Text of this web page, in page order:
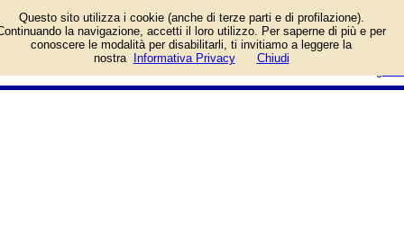
di telefono di Farmacia Morea a
Bari, Via Francesco Campione,
50. Categoria Farmacie.
Questo sito utilizza i cookie (anche di terze parti e di profilazione).
la navigazione, accetti il loro utilizzo. Per saperne di più e per
conoscere le modalità per disabilitarli, ti invitiamo a leggere la
nostra
Informativa Privacy Chiudi